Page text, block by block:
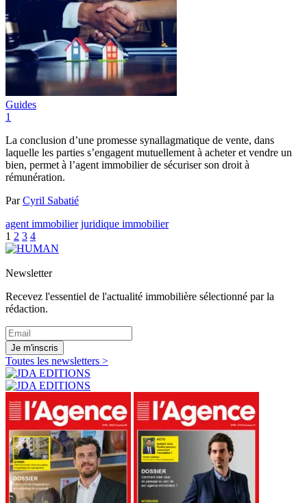
Guides
1
La conclusion d’une promesse synallagmatique de vente, dans
laquelle les parties s’engagent mutuellement à acheter et vendre un
bien, permet à l’agent immobilier de sécuriser son droit à
rémunération.
ParCyril Sabatié
agent immobilier juridique immobilier
1 2 3 4
Newsletter
Recevez l'essentiel de l'actualité immobilière sélectionné par la
rédaction.
Je m'inscris
Toutes les newsletters >